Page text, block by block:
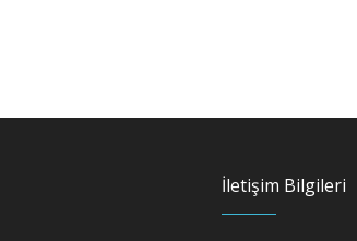
İletişim Bilgileri